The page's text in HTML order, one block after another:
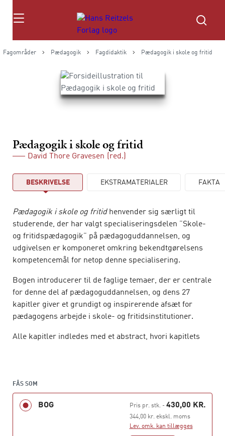
Søg
Fagområder Pædagogik Fagdidaktik Pædagogik i skole og fritid
Pædagogik i skole og fritid
David Thore Gravesen (red.)
BESKRIVELSE EKSTRAMATERIALER FAKTA
Pædagogik i skole og fritidhenvender sig særligt til
studerende, der har valgt specialiseringsdelen ”Skole-
og fritidspædagogik” på pædagoguddannelsen, og
udgivelsen er komponeret omkring bekendtgørelsens
kompetencemål for netop denne specialisering.
Bogen introducerer til de faglige temaer, der er centrale
for denne del af pædagoguddannelsen, og dens 27
kapitler giver et grundigt og inspirerende afsæt for
pædagogens arbejde i skole- og fritidsinstitutioner.
Alle kapitler indledes med et abstract, hvori kapitlets
links, modeller, illustrationer og cases, der bidrager til
en alsidig og varieret læseoplevelse. Stikordsregisteret
bagest i bogen gør det let at finde frem til centrale
teoretikere og vigtige pædagogiske begreber i de
FÅS SOM
BOG Pris pr. stk.- 430,00 KR.
344,00 kr. ekskl. moms
Lev. omk. kan tillægges